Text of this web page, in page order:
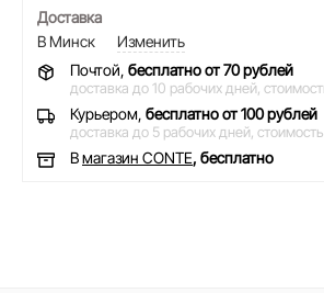
Доставка
В Минск
Изменить
Почтой, бесплатно от 70 рублей
доставка до 10 рабочих дней,
Курьером, бесплатно от 100 рублей
доставка до 5 рабочих дней,
Вмагазин CONTE, бесплатно